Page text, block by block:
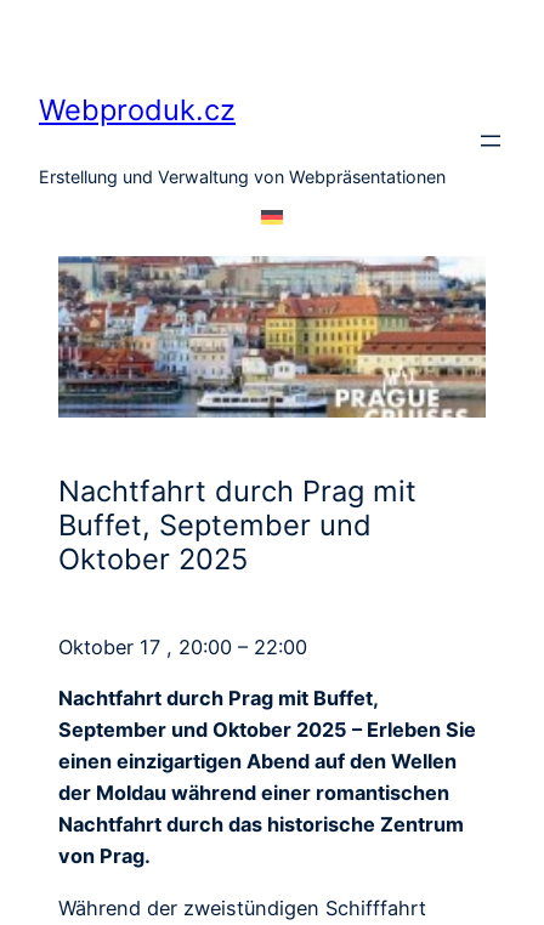
Webproduk.cz
Erstellung und Verwaltung von Webpräsentationen
Nachtfahrt durch Prag mit
Buffet, September und
Oktober 2025
Oktober 17 , 20:00 – 22:00
Nachtfahrt durch Prag mit Buffet,
September und Oktober 2025 – Erleben Sie
einen einzigartigen Abend auf den Wellen
der Moldau während einer romantischen
Nachtfahrt durch das historische Zentrum
von Prag.
Während der zweistündigen Schifffahrt